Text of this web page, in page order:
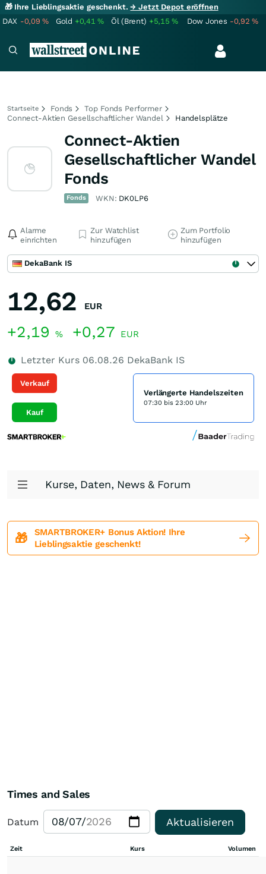
🎁 Ihre Lieblingsaktie geschenkt.→ Jetzt Depot eröffnen
DAX -0,09% Gold +0,41% Öl (Brent) +5,15% Dow Jones -0,92%
Startseite Fonds
Top Fonds Performer
Connect-Aktien Gesellschaftlicher Wandel
Handelsplätze
Connect-Aktien
Gesellschaftlicher Wandel
Fonds
Fonds WKN: DK0LP6
Alarme
einrichten
Zur Watchlist
hinzufügen
Zum Portfolio
hinzufügen
DekaBank IS
12,62 EUR
+2,19 % +0,27 EUR
Letzter Kurs 06.08.26 DekaBank IS
Verkauf
Kauf
Verlängerte Handelszeiten
07:30 bis 23:00 Uhr
Kurse, Daten, News & Forum
🎁
SMARTBROKER+ Bonus Aktion! Ihre
Lieblingsaktie geschenkt!
Times and Sales
Datum Aktualisieren
Zeit Kurs Volumen